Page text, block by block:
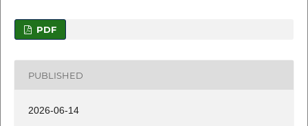
PDF
PUBLISHED
2026-06-14